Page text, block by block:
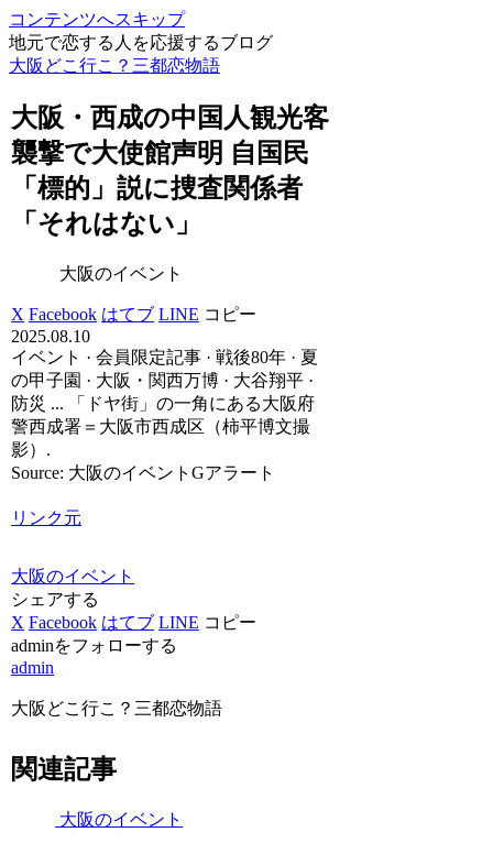
コンテンツへスキップ
地元で恋する人を応援するブログ
大阪どこ行こ？三都恋物語
大阪 ・西成の中国人観光客
襲撃で大使館声明 自国民
「標的」説に捜査関係者
「それはない」
大阪のイベント
X Facebook はてブ LINE コピー
2025.08.10
イベント · 会員限定記事 · 戦後80年 · 夏
の甲子園 · 大阪・関西万博 · 大谷翔平 ·
防災 ... 「ドヤ街」の一角にある大阪府
警西成署＝大阪市西成区（柿平博文撮
影）.
Source: 大阪のイベントGアラート
リンク元
大阪のイベント
シェアする
X Facebook はてブ LINE コピー
adminをフォローする
admin
大阪どこ行こ？三都恋物語
関連記事
大阪のイベント